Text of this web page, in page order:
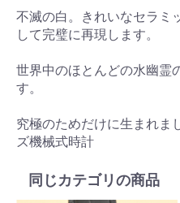
不滅の白。きれいなセラミ
して完璧に再現します。
世界中のほとんどの水幽霊
す。
究極のためだけに生まれま
ズ機械式時計
同じカテゴリの商品